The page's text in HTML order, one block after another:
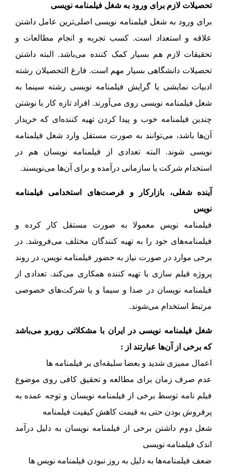
تحصیلات لازم برای ورود به شغل فیلمنامه نویسی
برای ورود به شغل فیلمنامه نویسی اصلی‌ترین عامل داشتن
علاقه و استعداد است. کسب تجربه و انجام مطالعات و
تحقیقات لازم هم بسیار کمک کننده می‌باشد. البته داشتن
تحصیلات دانشگاهی بسیار مهم است. فارغ التحصیلان رشته
ادبیات نمایشی یا گرایش فیلمنامه نویسی رشته سینما به
شغل فیلمنامه نویسی روی می‌آورند. افراد تازه کار با نوشتن
چندین فیلمنامه خوب و پیدا کردن تهیه کننده‌ای که خریدار
آن‌ها باشد، می‌توانند به صورت مستقل وارد شغل فیلمنامه
نویسی شوند. البته تعدادی از فیلمنامه نویسان هم در
استخدام شرکت یا سازمانی درآمده و برای آن‌ها می‌نویسند.
آینده شغلی، بازارکار و فرصت‌های استخدامی فیلمنامه
نویس
فیلمنامه نویس معمولا به صورت مستقل کار کرده و
فیلمنامه‌های خود را به تهیه کنندگان مختلف می‌فروشد. در
برخی موارد در صورت نیاز به حضور فیلمنامه نویس، در روند
پروژه فیلم سازی با تهیه کننده همکاری می‌کند. تعدادی از
فیلمنامه نویسان در صدا و سیما و یا شرکت‌های خصوصی
مرتبط استخدام می‌شوند.
شغل فیلمنامه نویسی در ایران با مشکلاتی روبرو می‌باشد
که برخی از آن‌ها عبارتند از :
اعمال ممیزی شدید و بعضا سلیقه‌ای بر فیلمنامه ها
عدم صرف زمان برای مطالعه و تحقیق کافی روی موضوع
فیلم نامه توسط برخی از فیلمنامه نویسان و توجه عمده به
پرفروش بودن حتی به قیمت کاهش کیفیت فیلمنامه
شغل دوم داشتن برخی از فیلمنامه نویسان به دلیل درآمد
اندک فیلمنامه نویسی
ضعف فیلمنامه‌ها به دلیل به روز نبودن فیلمنامه نویس ها